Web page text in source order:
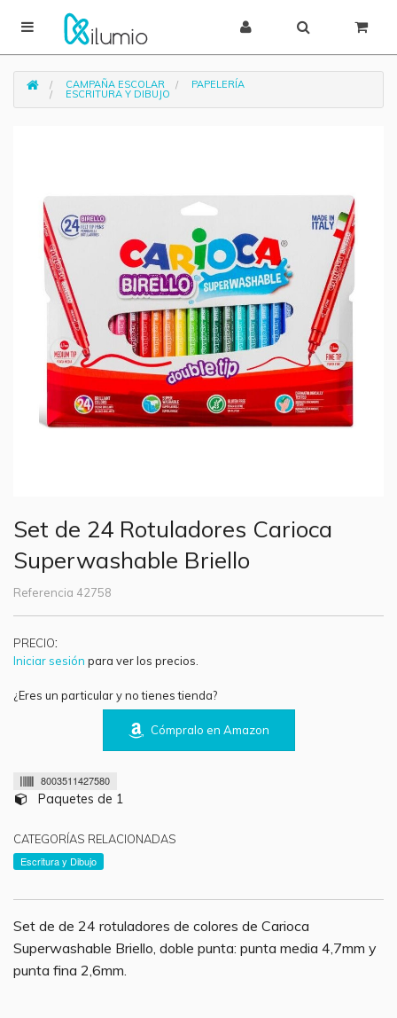
CAMPAÑA ESCOLAR PAPELERÍA
ESCRITURA Y DIBUJO
Set de 24 Rotuladores Carioca
Superwashable Briello
Referencia 42758
PRECIO:
Iniciar sesión para ver los precios.
¿Eres un particular y no tienes tienda?
Cómpralo en Amazon
8003511427580
Paquetes de 1
CATEGORÍAS RELACIONADAS
Escritura y Dibujo
Set de de 24 rotuladores de colores de Carioca
Superwashable Briello, doble punta: punta media 4,7mm y
punta fina 2,6mm.